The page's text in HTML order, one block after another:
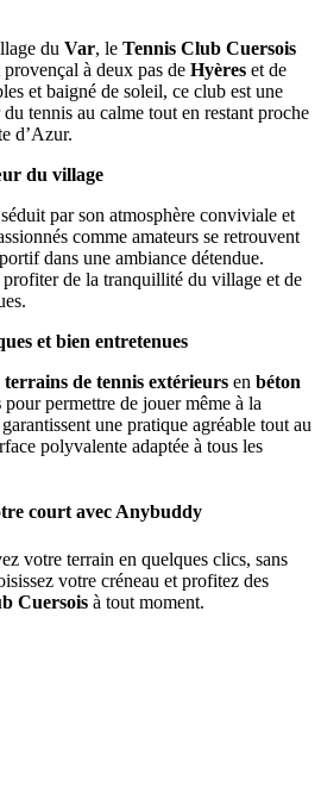
du Var, le Tennis Club Cuersois
à deux pas de Hyères et de
et baigné de soleil, ce club est une
tennis au calme tout en restant proche
d’Azur.
du village
séduit par son atmosphère conviviale et
comme amateurs se retrouvent
dans une ambiance détendue.
de la tranquillité du village et de
et bien entretenues
terrains de tennis extérieurs en béton
pour permettre de jouer même à la
une pratique agréable tout au
polyvalente adaptée à tous les
court avec Anybuddy
votre terrain en quelques clics, sans
votre créneau et profitez des
Cuersois à tout moment.